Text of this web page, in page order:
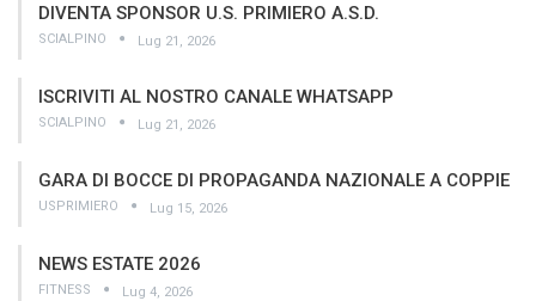
DIVENTA SPONSOR U.S. PRIMIERO A.S.D.
SCIALPINO Lug 21, 2026
ISCRIVITI AL NOSTRO CANALE WHATSAPP
SCIALPINO Lug 21, 2026
GARA DI BOCCE DI PROPAGANDA NAZIONALE A COPPIE
USPRIMIERO Lug 15, 2026
NEWS ESTATE 2026
FITNESS Lug 4, 2026